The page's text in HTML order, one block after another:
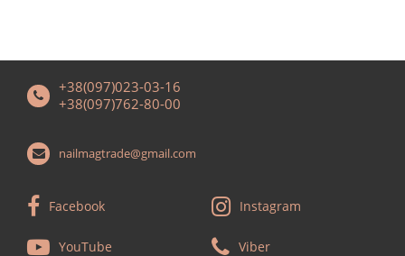
+38(097)023-03-16
+38(097)762-80-00
nailmagtrade@gmail.com
Facebook Instagram
YouTube Viber